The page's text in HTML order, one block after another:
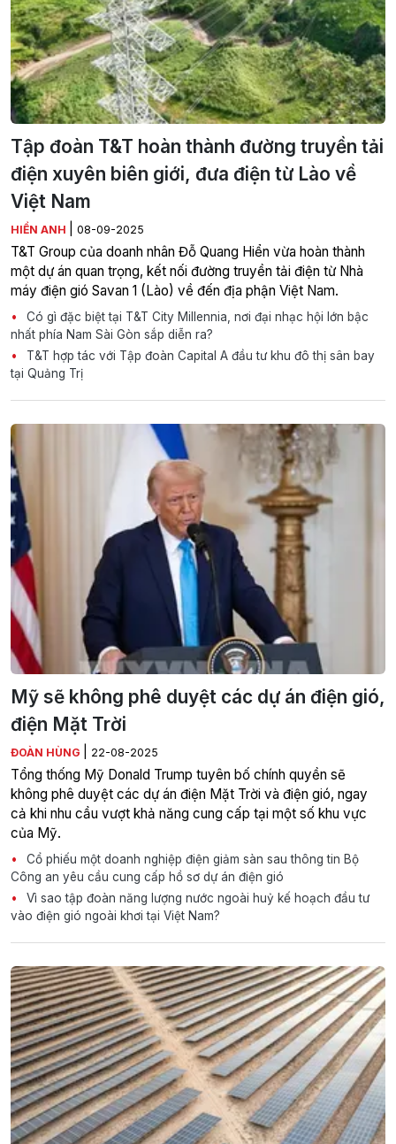
Tập đoàn T&T hoàn thành đường truyền tải
điện xuyên biên giới, đưa điện từ Lào về
Việt Nam
HIỀN ANH 08-09-2025
T&T Group của doanh nhân Đỗ Quang Hiển vừa hoàn thành
một dự án quan trọng, kết nối đường truyền tải điện từ Nhà
máy điện gió Savan 1 (Lào) về đến địa phận Việt Nam.
Có gì đặc biệt tại T&T City Millennia, nơi đại nhạc hội lớn bậc
nhất phía Nam Sài Gòn sắp diễn ra?
T&T hợp tác với Tập đoàn Capital A đầu tư khu đô thị sân bay
tại Quảng Trị
Mỹ sẽ không phê duyệt các dự án điện gió,
điện Mặt Trời
ĐOÀN HÙNG 22-08-2025
Tổng thống Mỹ Donald Trump tuyên bố chính quyền sẽ
không phê duyệt các dự án điện Mặt Trời và điện gió, ngay
cả khi nhu cầu vượt khả năng cung cấp tại một số khu vực
của Mỹ.
Cổ phiếu một doanh nghiệp điện giảm sàn sau thông tin Bộ
Công an yêu cầu cung cấp hồ sơ dự án điện gió
Vì sao tập đoàn năng lượng nước ngoài huỷ kế hoạch đầu tư
vào điện gió ngoài khơi tại Việt Nam?